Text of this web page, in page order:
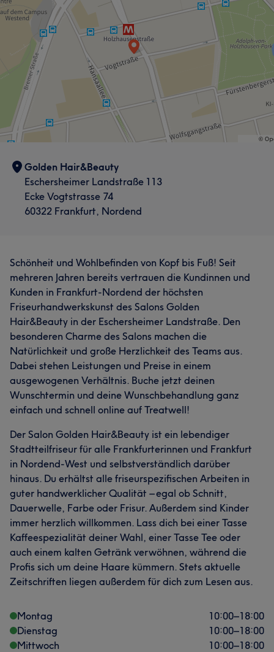
Golden Hair&Beauty
Eschersheimer Landstraße 113
Ecke Vogtstrasse 74
60322 Frankfurt, Nordend
Schönheit und Wohlbefinden von Kopf bis Fuß! Seit
mehreren Jahren bereits vertrauen die Kundinnen und
Kunden in Frankfurt-Nordend der höchsten
Friseurhandwerkskunst des Salons Golden
Hair&Beauty in der Eschersheimer Landstraße. Den
besonderen Charme des Salons machen die
Natürlichkeit und große Herzlichkeit des Teams aus.
Dabei stehen Leistungen und Preise in einem
ausgewogenen Verhältnis. Buche jetzt deinen
Wunschtermin und deine Wunschbehandlung ganz
einfach und schnell online auf Treatwell!
Der Salon Golden Hair&Beauty ist ein lebendiger
Stadtteilfriseur für alle Frankfurterinnen und Frankfurt
in Nordend-West und selbstverständlich darüber
hinaus. Du erhältst alle friseurspezifischen Arbeiten in
guter handwerklicher Qualität – egal ob Schnitt,
Dauerwelle, Farbe oder Frisur. Außerdem sind Kinder
immer herzlich willkommen. Lass dich bei einer Tasse
Kaffeespezialität deiner Wahl, einer Tasse Tee oder
auch einem kalten Getränk verwöhnen, während die
Profis sich um deine Haare kümmern. Stets aktuelle
Zeitschriften liegen außerdem für dich zum Lesen aus.
Montag 10:00–18:00
Dienstag
10:00–18:00
Mittwoch
10:00–18:00